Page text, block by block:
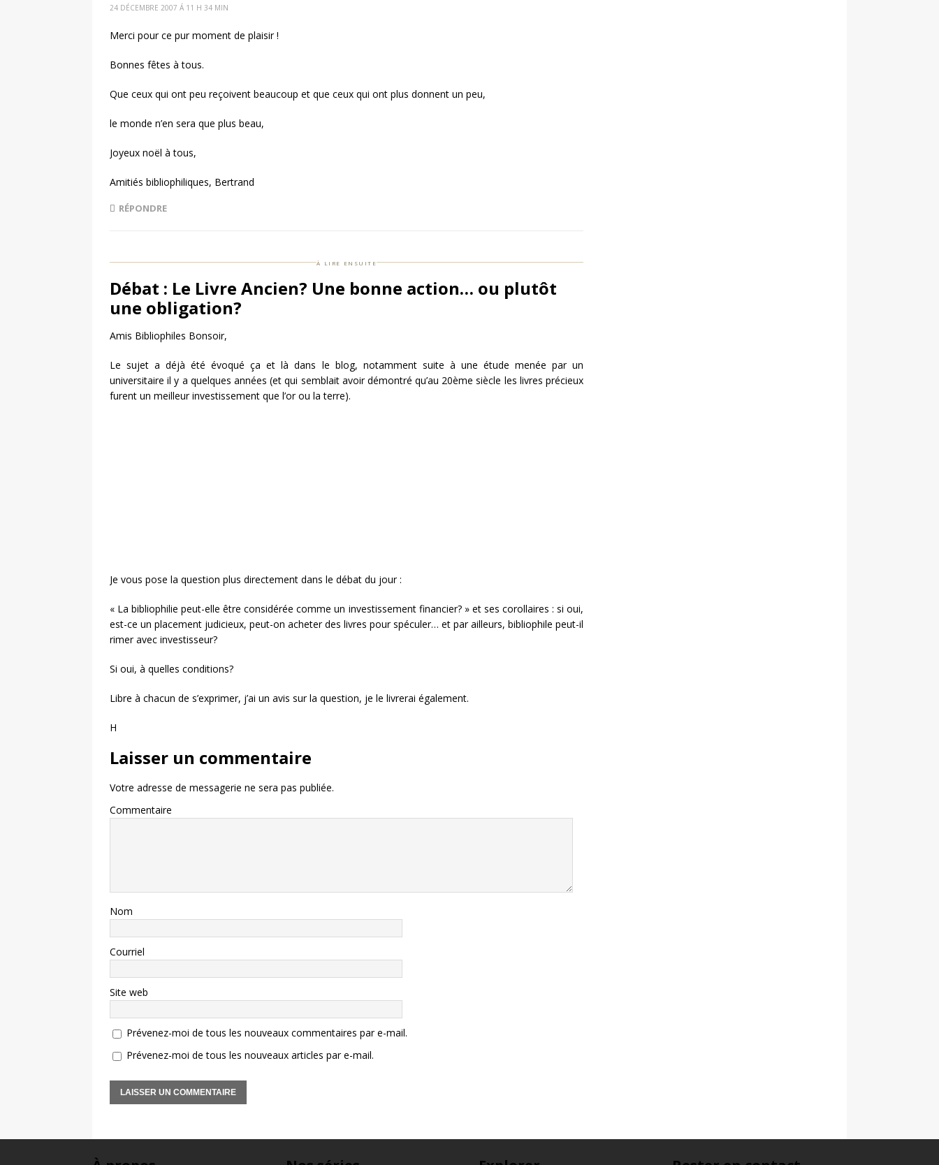
24 DÉCEMBRE 2007 Á 11 H 34 MIN
Merci pour ce pur moment de plaisir !
Bonnes fêtes à tous.
Que ceux qui ont peu reçoivent beaucoup et que ceux qui ont plus donnent un peu,
le monde n’en sera que plus beau,
Joyeux noël à tous,
Amitiés bibliophiliques, Bertrand
RÉPONDRE
à lire ensuite
Débat : Le Livre Ancien? Une bonne action… ou plutôt
une obligation?
Amis Bibliophiles Bonsoir,
Le sujet a déjà été évoqué ça et là dans le blog, notamment suite à une étude menée par un
universitaire il y a quelques années (et qui semblait avoir démontré qu’au 20ème siècle les livres précieux
furent un meilleur investissement que l’or ou la terre).
Je vous pose la question plus directement dans le débat du jour :
« La bibliophilie peut-elle être considérée comme un investissement financier? » et ses corollaires : si oui,
est-ce un placement judicieux, peut-on acheter des livres pour spéculer… et par ailleurs, bibliophile peut-il
rimer avec investisseur?
Si oui, à quelles conditions?
Libre à chacun de s’exprimer, j’ai un avis sur la question, je le livrerai également.
H
Laisser un commentaire
Votre adresse de messagerie ne sera pas publiée.
Commentaire
Nom
Courriel
Site web
Prévenez-moi de tous les nouveaux commentaires par e-mail.
Prévenez-moi de tous les nouveaux articles par e-mail.